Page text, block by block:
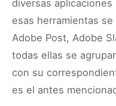
diversas
esas herramientas
Adobe Post, Adobe
todas ellas se
con su
es el antes